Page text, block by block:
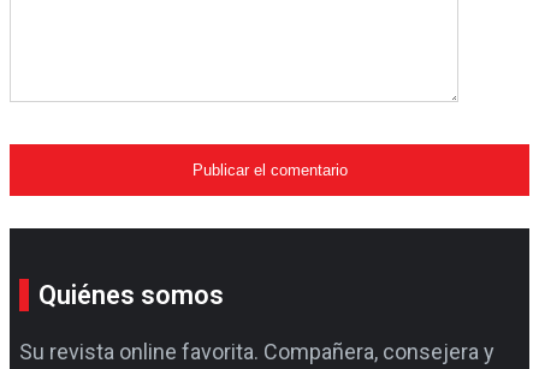
Quiénes somos
Su revista online favorita. Compañera, consejera y